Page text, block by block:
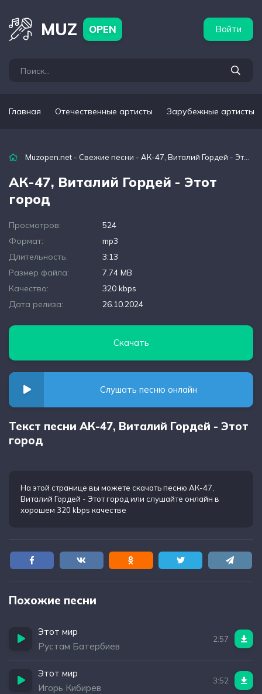
MUZ OPEN Войти
Главная Отечественные артисты Зарубежные артисты
Muzopen.net - Свежие песни - АК-47, Виталий Гордей - Этот город
АК-47, Виталий Гордей - Этот
город
Просмотров:
524
Формат:
mp3
Длительность:
3:13
Размер файла:
7.74 MB
Качество:
320 kbps
Дата релиза:
26.10.2024
Скачать
Слушать песню онлайн
Текст песни АК-47, Виталий Гордей - Этот
город
На этой странице вы можете скачать песню АК-47,
Виталий Гордей - Этот город или слушайте онлайн в
хорошем 320 kbps качестве
Похожие песни
Этот мир
Рустам Батербиев
2:57
Этот мир
Игорь Кибирев
3:52
артисты Популярные подборки